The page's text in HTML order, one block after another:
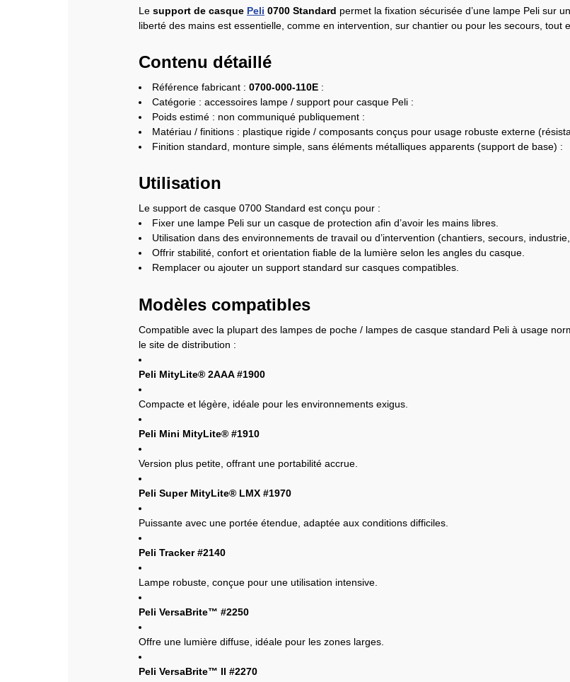
Le support de casque Peli 0700 Standard permet la fixation sécurisée d’une lampe Peli sur
liberté des mains est essentielle, comme en intervention, sur chantier ou pour les secours, tout
Contenu détaillé
Référence fabricant : 0700‑000‑110E :
Catégorie : accessoires lampe / support pour casque Peli :
Poids estimé : non communiqué publiquement :
Matériau / finitions : plastique rigide / composants conçus pour usage robuste externe
Finition standard, monture simple, sans éléments métalliques apparents (support de base) :
Utilisation
Le support de casque 0700 Standard est conçu pour :
Fixer une lampe Peli sur un casque de protection afin d’avoir les mains libres.
Utilisation dans des environnements de travail ou d’intervention (chantiers, secours,
Offrir stabilité, confort et orientation fiable de la lumière selon les angles du casque.
Remplacer ou ajouter un support standard sur casques compatibles.
Modèles compatibles
Compatible avec la plupart des lampes de poche / lampes de casque standard Peli à usage
le site de distribution :
Peli MityLite® 2AAA #1900
Compacte et légère, idéale pour les environnements exigus.
Peli Mini MityLite® #1910
Version plus petite, offrant une portabilité accrue.
Peli Super MityLite® LMX #1970
Puissante avec une portée étendue, adaptée aux conditions difficiles.
Peli Tracker #2140
Lampe robuste, conçue pour une utilisation intensive.
Peli VersaBrite™ #2250
Offre une lumière diffuse, idéale pour les zones larges.
Peli VersaBrite™ II #2270